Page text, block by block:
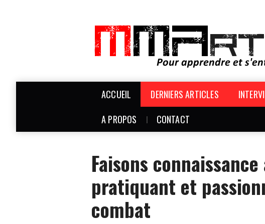
ACCUEIL DERNIERS ARTICLES
A PROPOS
CONTACT
Faisons connaissance
pratiquant et
combat